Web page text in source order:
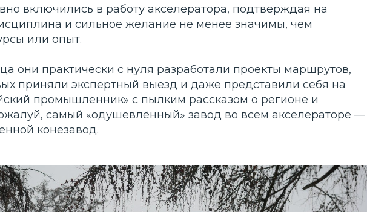
включились в работу акселератора, подтверждая на
и сильное желание не менее значимы, чем
или опыт.
они практически с нуля разработали проекты маршрутов,
приняли экспертный выезд и даже представили себя на
промышленник» с пылким рассказом о регионе и
самый «одушевлённый» завод во всем акселераторе —
конезавод.